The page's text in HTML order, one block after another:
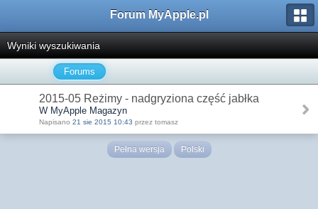
Forum MyApple.pl
Wyniki wyszukiwania
Forums
2015-05 Reżimy - nadgryziona część jabłka
W MyApple Magazyn
Napisano 21 sie 2015 10:43 przez tomasz
Pełna wersja Polski